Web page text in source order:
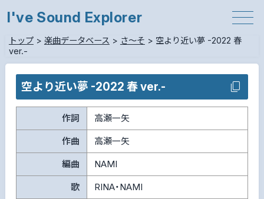
I've Sound Explorer
トップ> 楽曲データベース > さ～そ > 空より近い夢 -2022 春
ver.-
空より近い夢 -2022 春 ver.-
作詞 高瀬一矢
作曲 高瀬一矢
編曲 NAMI
歌 RINA・NAMI